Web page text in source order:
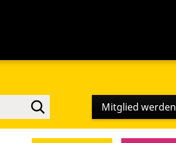
Mitglied werden